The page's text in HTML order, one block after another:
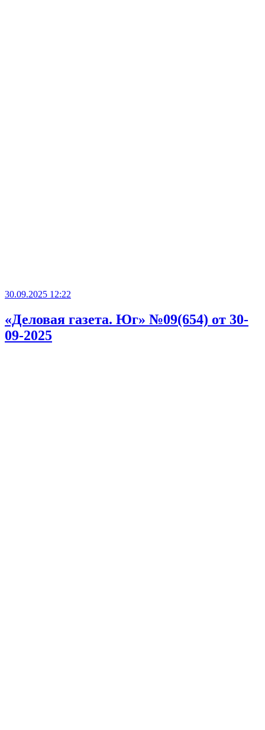
30.09.2025 12:22
«Деловая газета. Юг» №09(654) от 30-
09-2025